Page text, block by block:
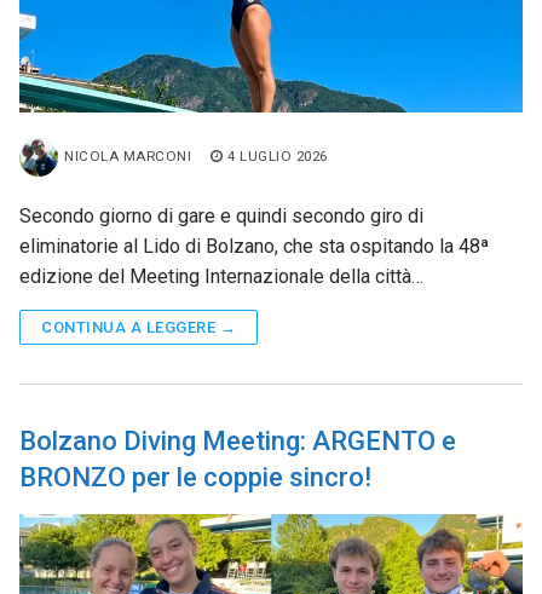
NICOLA MARCONI 4 LUGLIO 2026
Secondo giorno di gare e quindi secondo giro di
eliminatorie al Lido di Bolzano, che sta ospitando la 48ª
edizione del Meeting Internazionale della città…
CONTINUA A LEGGERE →
Bolzano Diving Meeting: ARGENTO e
BRONZO per le coppie sincro!